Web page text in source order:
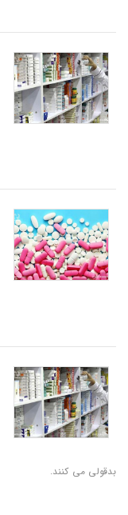
بدقولی می کنند.